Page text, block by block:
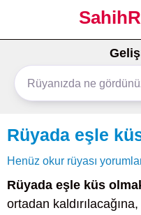
Rüyada eşle
Henüz okur rüyası
Rüyada eşle küs
ortadan